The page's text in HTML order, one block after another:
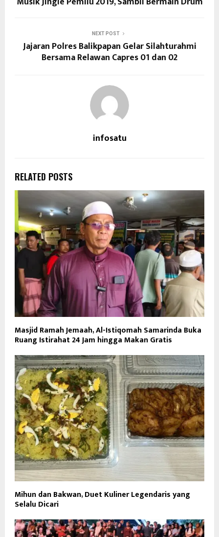
NEXT POST
Jajaran Polres Balikpapan Gelar Silahturahmi
Bersama Relawan Capres 01 dan 02
infosatu
RELATED POSTS
Masjid Ramah Jemaah, Al-Istiqomah Samarinda Buka
Ruang Istirahat 24 Jam hingga Makan Gratis
Mihun dan Bakwan, Duet Kuliner Legendaris yang
Selalu Dicari